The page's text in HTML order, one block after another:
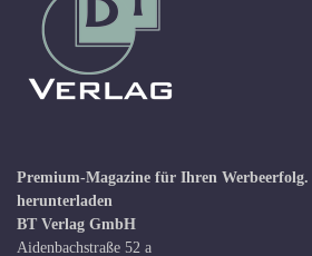
Premium-Magazine für Ihren Werbeerfolg.
herunterladen
BT Verlag GmbH
Aidenbachstraße 52 a